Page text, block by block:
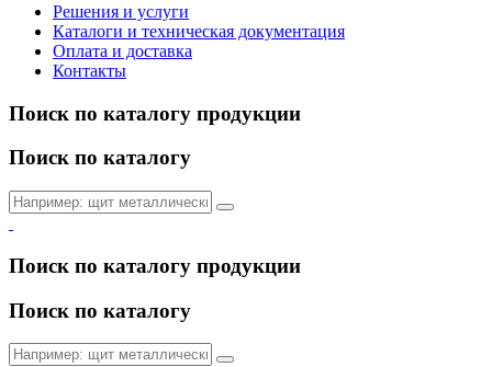
Решения и услуги
Каталоги и техническая документация
Оплата и доставка
Контакты
Поиск по каталогу продукции
Поиск по каталогу
Поиск по каталогу продукции
Поиск по каталогу